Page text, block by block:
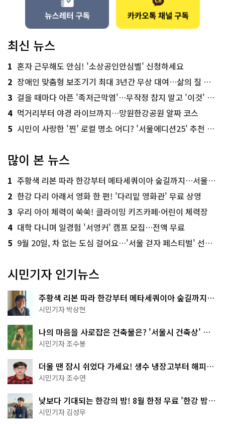
최신 뉴스
1 혼자 근무해도 안심! '소상공인안심벨' 신청하세요
2 장애인 맞춤형 보조기기 최대 3년간 무상 대여…삶의 질 높인다
3 걸을 때마다 아픈 '족저근막염'…무작정 참지 말고 '이것' 해보세요!
4 먹거리부터 야경 라이브까지…망원한강공원 알짜 코스
5 시민이 사랑한 '찐' 로컬 명소 어디? '서울에디션25' 추천 코스
많이 본 뉴스
1 주황색 리본 따라 한강부터 메타세쿼이아 숲길까지…서울둘레길 15코스
2 한강 다리 아래서 영화 한 편! '다리밑 영화관' 무료 상영
3 우리 아이 체력이 쑥쑥! 클라이밍 키즈카페·어린이 체력장
4 대학 다니며 일경험 '서영커' 캠프 모집…전액 무료
5 9월 20일, 차 없는 도심 걸어요…'서울 걷자 페스티벌' 선착순 5천명
시민기자 인기뉴스
주황색 리본 따라 한강부터 메타세쿼이아 숲길까지…
서울둘레길 15코스
시민기자 박상현
나의 마음을 사로잡은 건축물은? '서울시 건축상' 수
상작 공개!
시민기자 조수봉
더울 땐 잠시 쉬었다 가세요! 생수 냉장고부터 해피소
·무더위쉼터까지
시민기자 조수연
낮보다 기대되는 한강의 밤! 8월 한정 무료 '한강 밤
핑' 예약은?
시민기자 김성무